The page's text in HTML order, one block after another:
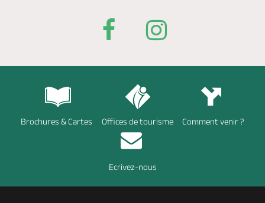
Brochures & Cartes Offices de tourisme Comment venir ?
Ecrivez-nous